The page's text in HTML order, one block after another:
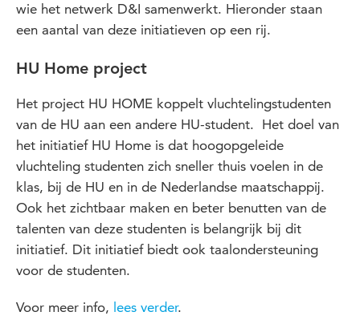
wie het netwerk D&I samenwerkt. Hieronder staan
een aantal van deze initiatieven op een rij.
HU Home project
Het project HU HOME koppelt vluchtelingstudenten
van de HU aan een andere HU-student. Het doel van
het initiatief HU Home is dat hoogopgeleide
vluchteling studenten zich sneller thuis voelen in de
klas, bij de HU en in de Nederlandse maatschappij.
Ook het zichtbaar maken en beter benutten van de
talenten van deze studenten is belangrijk bij dit
initiatief. Dit initiatief biedt ook taalondersteuning
voor de studenten.
Voor meer info, lees verder.